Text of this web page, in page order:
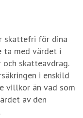
skattefri för dina
med värdet i
skatteavdrag.
i enskild
villkor än vad som
av den